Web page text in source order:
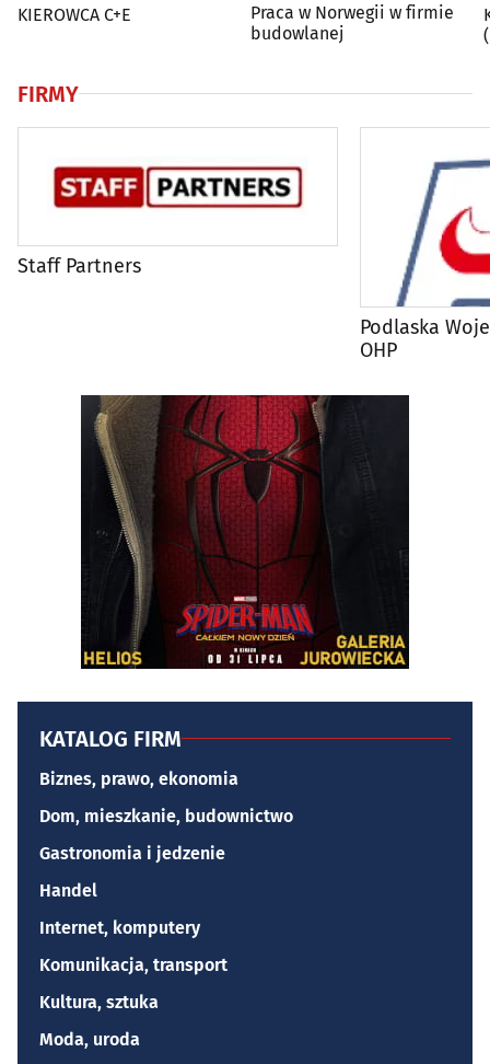
KIEROWCA C+E
Praca w Norwegii w firmie
budowlanej
FIRMY
Staff Partners
Podlaska
OHP
KATALOG FIRM
Biznes, prawo, ekonomia
Dom, mieszkanie, budownictwo
Gastronomia i jedzenie
Handel
Internet, komputery
Komunikacja, transport
Kultura, sztuka
Moda, uroda